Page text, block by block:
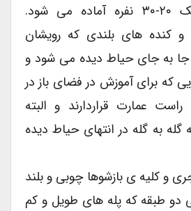
همایش های کوچک ۲۰-۳۰ نفره آماده می شود.
کنده های بلندی که رویشان
جا به جای حیاط دیده می شود و
که برای آموزش در فضای باز در
عمارت قراردارند و البته
به گله در انتهای حیاط دیده
و کلیه ی بازشوها چوبی و بلند
دو طبقه که پله های طویل و کم